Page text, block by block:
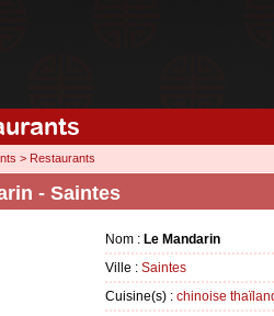
> Restaurants
- Saintes
Nom : Le Mandarin
Ville : Saintes
Cuisine(s) : chinoise